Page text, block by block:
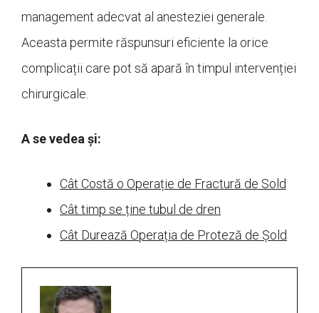
management adecvat al anesteziei generale.
Aceasta permite răspunsuri eficiente la orice
complicații care pot să apară în timpul intervenției
chirurgicale.
A se vedea și:
Cât Costă o Operație de Fractură de Sold
Cât timp se ține tubul de dren
Cât Durează Operația de Proteză de Șold